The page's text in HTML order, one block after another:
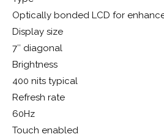
Optically bonded LCD for
Display size
7″ diagonal
Brightness
400 nits typical
Refresh rate
60Hz
Touch enabled